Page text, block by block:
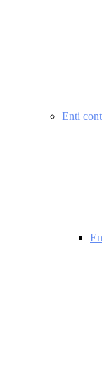
Enti